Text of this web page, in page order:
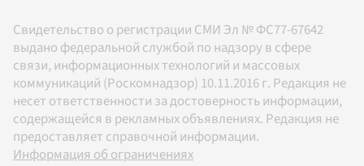
Свидетельство о регистрации СМИ Эл № ФС77-67642
выдано федеральной службой по надзору в сфере
связи, информационных технологий и массовых
коммуникаций (Роскомнадзор) 10.11.2016 г. Редакция не
несет ответственности за достоверность информации,
содержащейся в рекламных объявлениях. Редакция не
предоставляет справочной информации.
Информация об ограничениях